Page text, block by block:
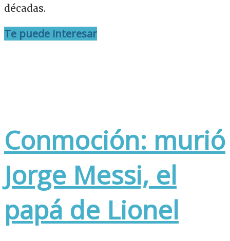
décadas.
Te puede interesar
Conmoción: murió
Jorge Messi, el
papá de Lionel